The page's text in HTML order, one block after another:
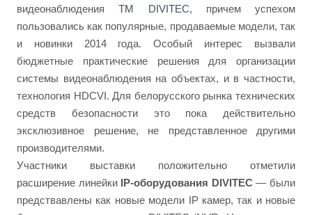
видеонаблюденияТМ DIVITEC, причем успехом
пользовались как популярные, продаваемые модели, так
и новинки 2014 года. Особый интерес вызвали
бюджетные практические решения для организации
системы видеонаблюдения на объектах, и в частности,
технология HDCVI. Для белорусского рынка технических
средств безопасности это пока действительно
эксклюзивное решение, не представленное другими
производителями.
Участники выставки положительно отметили
расширение линейки IP-оборудования DIVITEC— были
предствавлены как новые модели IP камер, так и новые